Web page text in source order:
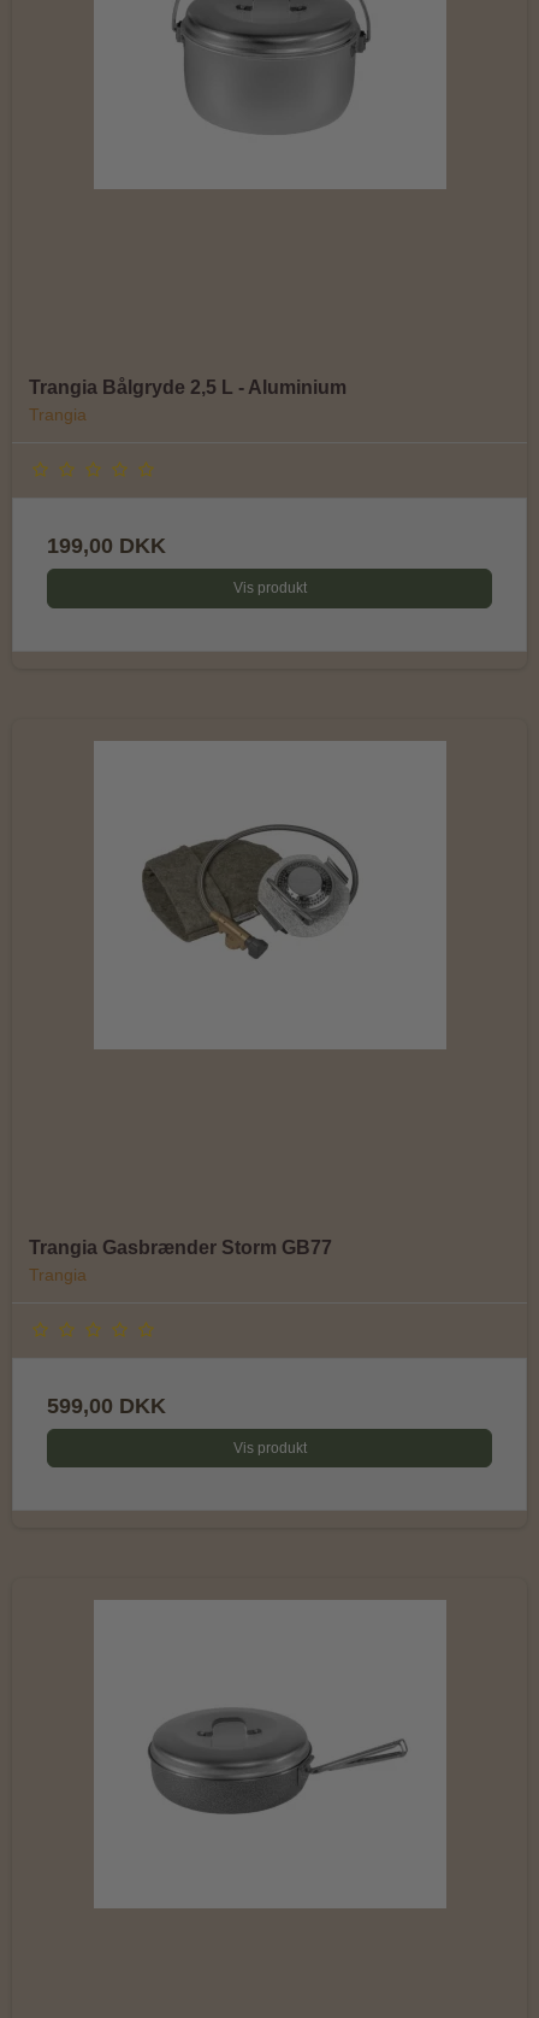
Trangia Bålgryde 2,5 L - Aluminium
Trangia
199,00 DKK
Vis produkt
Trangia Gasbrænder Storm GB77
Trangia
599,00 DKK
Vis produkt